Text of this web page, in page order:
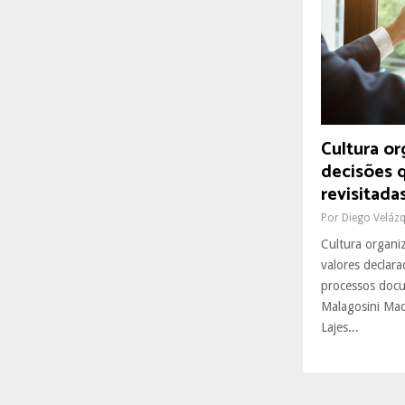
Cultura
decisões
Por Diego
Cultura
valores
processos
Malagosini
Lajes...